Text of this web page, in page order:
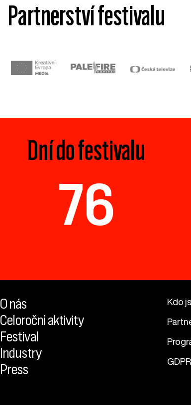
Partnerství festivalu
Dní do festivalu
76
O nás
Celoroční aktivity
Festival
Industry
Press
Kdo
GDPR